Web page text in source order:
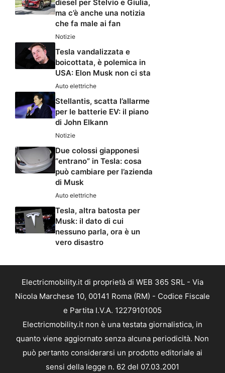
diesel per Stelvio e Giulia,
ma c’è anche una notizia
che fa male ai fan
Notizie
Tesla vandalizzata e
boicottata, è polemica in
USA: Elon Musk non ci sta
Auto elettriche
Stellantis, scatta l’allarme
per le batterie EV: il piano
di John Elkann
Notizie
Due colossi giapponesi
“entrano” in Tesla: cosa
può cambiare per l’azienda
di Musk
Auto elettriche
Tesla, altra batosta per
Musk: il dato di cui
nessuno parla, ora è un
vero disastro
Electricmobility.it di proprietà di WEB 365 SRL - Via
Nicola Marchese 10, 00141 Roma (RM) - Codice Fiscale
e Partita I.V.A. 12279101005
Electricmobility.it non è una testata giornalistica, in
quanto viene aggiornato senza alcuna periodicità. Non
può pertanto considerarsi un prodotto editoriale ai
sensi della legge n. 62 del 07.03.2001